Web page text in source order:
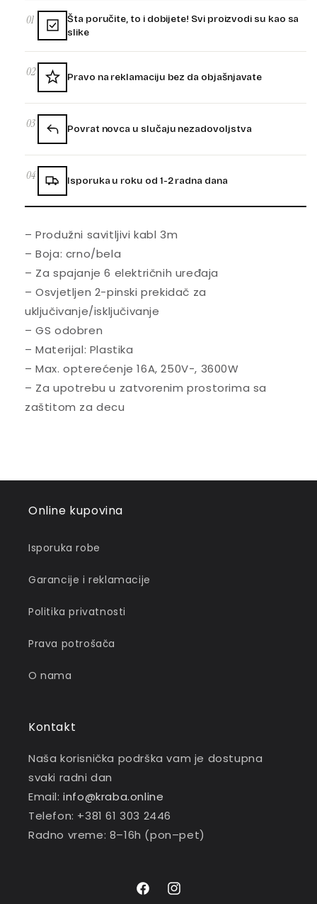
01
Šta poručite, to i dobijete! Svi proizvodi su kao sa
slike
02 Pravo na reklamaciju bez da objašnjavate
03 Povrat novca u slučaju nezadovoljstva
04 Isporuka u roku od 1-2 radna dana
– Produžni savitljivi kabl 3m
– Boja: crno/bela
– Za spajanje 6 električnih uređaja
– Osvjetljen 2-pinski prekidač za
uključivanje/isključivanje
– GS odobren
– Materijal: Plastika
– Max. opterećenje 16A, 250V-, 3600W
– Za upotrebu u zatvorenim prostorima sa
zaštitom za decu
Online kupovina
Isporuka robe
Garancije i reklamacije
Politika privatnosti
Prava potrošača
O nama
Kontakt
Naša korisnička podrška vam je dostupna
svaki radni dan
Email:info@kraba.online
Telefon: +381 61 303 2446
Radno vreme: 8–16h (pon–pet)
FacebookInstagram